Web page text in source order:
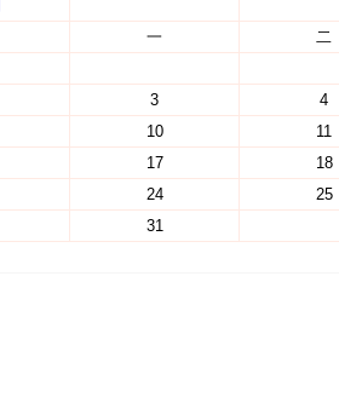
一 二
3 4
10 11
17 18
24 25
31